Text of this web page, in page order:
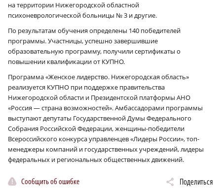
на территории Нижегородской областной
психоневрологической больницы № 3 и другие.
По результатам обучения определены 140 победителей
программы. Участницы, успешно завершившие
образовательную программу, получили сертификаты о
повышении квалификации от КУПНО.
Программа «Женское лидерство. Нижегородская область»
реализуется КУПНО при поддержке правительства
Нижегородской области и Президентской платформы АНО
«Россия — страна возможностей». Амбассадорами программы
выступают депутаты Государственной Думы Федерального
Собрания Российской Федерации, женщины-победители
Всероссийского конкурса управленцев «Лидеры России», топ-
менеджеры компаний и государственных учреждений, лидеры
федеральных и региональных общественных движений.
Сообщить об ошибке Поделиться